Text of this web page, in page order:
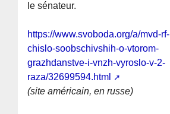
le sénateur.
https://www.svoboda.org/a/mvd-rf-
chislo-soobschivshih-o-vtorom-
grazhdanstve-i-vnzh-vyroslo-v-2-
raza/32699594.html
(site américain, en russe)